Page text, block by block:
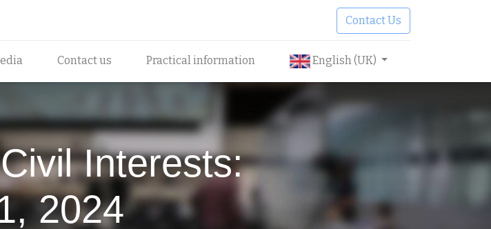
Contact Us
Contact us Practical information English (UK)
Interests:
2024